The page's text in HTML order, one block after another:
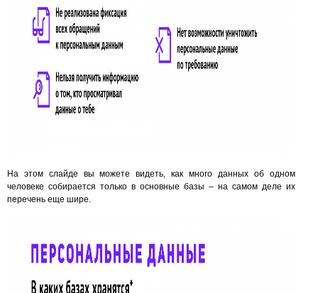
На этом слайде вы можете видеть, как много данных об одном
человеке собирается только в основные базы – на самом деле их
перечень еще шире.